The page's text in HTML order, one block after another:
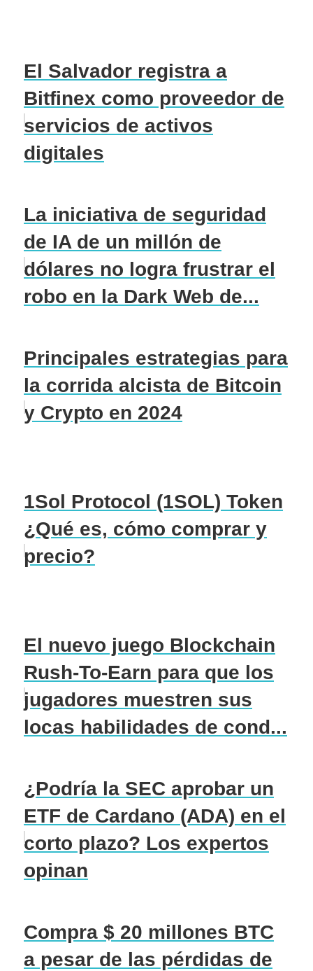
El Salvador registra a
Bitfinex como proveedor de
servicios de activos
digitales
La iniciativa de seguridad
de IA de un millón de
dólares no logra frustrar el
robo en la Dark Web de...
Principales estrategias para
la corrida alcista de Bitcoin
y Crypto en 2024
1Sol Protocol (1SOL) Token
¿Qué es, cómo comprar y
precio?
El nuevo juego Blockchain
Rush-To-Earn para que los
jugadores muestren sus
locas habilidades de cond...
¿Podría la SEC aprobar un
ETF de Cardano (ADA) en el
corto plazo? Los expertos
opinan
Compra $ 20 millones BTC
a pesar de las pérdidas de